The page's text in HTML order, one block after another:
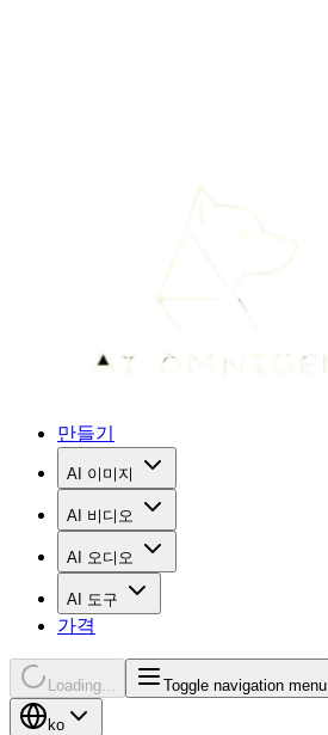
만들기
AI 이미지
AI 비디오
AI 오디오
AI 도구
가격
Loading... Toggle navigation menu
ko